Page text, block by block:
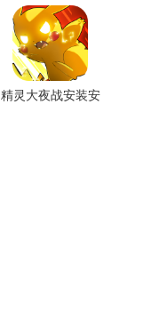
精灵大夜战安装安